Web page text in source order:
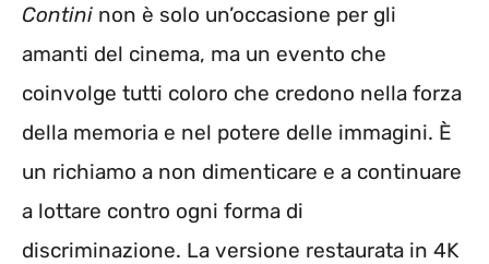
Contini non è solo un’occasione per gli
amanti del cinema, ma un evento che
coinvolge tutti coloro che credono nella forza
della memoria e nel potere delle immagini. È
un richiamo a non dimenticare e a continuare
a lottare contro ogni forma di
discriminazione. La versione restaurata in 4K